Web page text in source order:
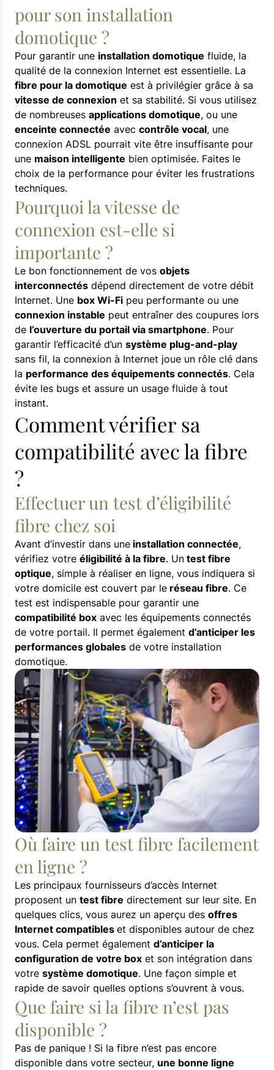
pour son installation
domotique ?
Pour garantir une installation domotique fluide, la
qualité de la connexion Internet est essentielle. La
fibre pour la domotique est à privilégier grâce à sa
vitesse de connexion et sa stabilité. Si vous utilisez
de nombreuses applications domotique, ou une
enceinte connectée avec contrôle vocal, une
connexion ADSL pourrait vite être insuffisante pour
une maison intelligente bien optimisée. Faites le
choix de la performance pour éviter les frustrations
techniques.
Pourquoi la vitesse de
connexion est-elle si
importante ?
Le bon fonctionnement de vos objets
interconnectés dépend directement de votre débit
Internet. Une box Wi-Fi peu performante ou une
connexion instable peut entraîner des coupures lors
de l’ouverture du portail via smartphone. Pour
garantir l’efficacité d’un système plug-and-play
sans fil, la connexion à Internet joue un rôle clé dans
la performance des équipements connectés. Cela
évite les bugs et assure un usage fluide à tout
instant.
Comment vérifier sa
compatibilité avec la fibre
?
Effectuer un test d’éligibilité
fibre chez soi
Avant d’investir dans une installation connectée,
vérifiez votre éligibilité à la fibre. Un test fibre
optique, simple à réaliser en ligne, vous indiquera si
votre domicile est couvert par le réseau fibre. Ce
test est indispensable pour garantir une
compatibilité box avec les équipements connectés
de votre portail. Il permet également d’anticiper les
performances globales de votre installation
domotique.
Où faire un test fibre facilement
en ligne ?
Les principaux fournisseurs d’accès Internet
proposent un test fibre directement sur leur site. En
quelques clics, vous aurez un aperçu des offres
Internet compatibles et disponibles autour de chez
vous. Cela permet également d’anticiper la
configuration de votre box et son intégration dans
votre système domotique. Une façon simple et
rapide de savoir quelles options s’ouvrent à vous.
Que faire si la fibre n’est pas
disponible ?
Pas de panique ! Si la fibre n’est pas encore
disponible dans votre secteur, une bonne ligne